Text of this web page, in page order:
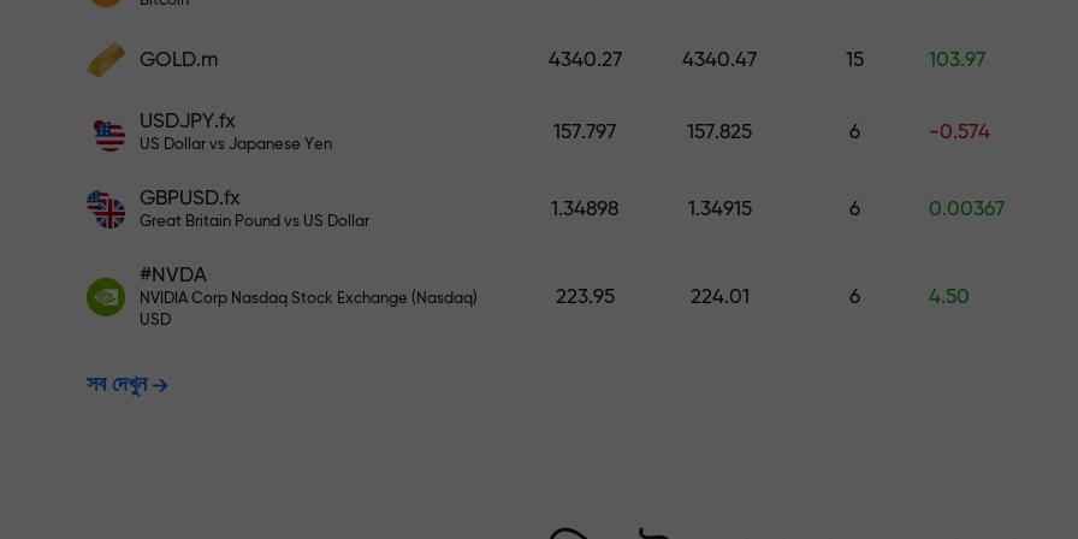
ডিপোজিট করুন এবং আপনার ডিপোজিটের 1,000 গুণ বোনাস
ঝুঁকিমুক্তভাবে ট্রেডিং করুন — আমরা আপনার মুনাফার
নিশ্চয়তা দিচ্ছি
X1000 পর্যন্ত বোনাস — মার্কেটের সবচেয়ে বেশি
হার
GOLD.m 4340.27 4340.47 15 103.97
USDJPY.fx
US Dollar vs Japanese Yen
157.797 157.825 6 -0.574
GBPUSD.fx
Great Britain Pound vs US Dollar
1.34898 1.34915 6 0.00367
#NVDA
NVIDIA Corp Nasdaq Stock Exchange (Nasdaq)
USD
223.95 224.01 6 4.50
সব দেখুন